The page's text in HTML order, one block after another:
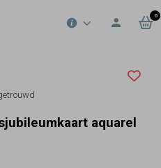
0
aquarel